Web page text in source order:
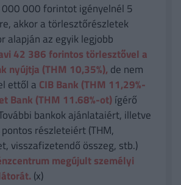
000 forintot igényelnél 5
akkor a törlesztőrészletek
alapján az egyik legjobb
42 386 forintos törlesztővel a
nyújtja (THM 10,35%), de nem
ettől a CIB Bank (THM 11,29%-
Bank (THM 11.68%-ot)ígérő
bankok ajánlataiért, illetve
részleteiért (THM,
visszafizetendő összeg, stb.)
megújult személyi
(x)